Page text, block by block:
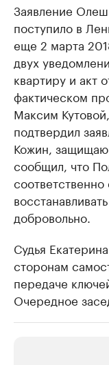
Заявление
поступило в
еще 2 марта
двух
квартиру и акт
фактическом
Максим
подтвердил
Кожин,
сообщил, что
добровольно.
Судья
сторонам
передаче
Очередное